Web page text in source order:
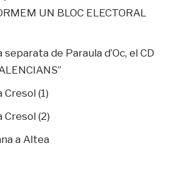
UN BLOC ELECTORAL
de Paraula d’Oc, el CD
(1)
Cresol (2)
a Altea